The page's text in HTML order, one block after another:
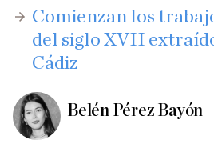
Comienzan los
del siglo XVII
Cádiz
Belén Pérez Bayón